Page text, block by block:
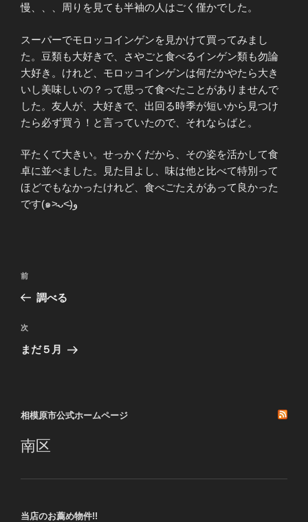
慢、、、周りを見ても半袖の人はごく僅かでした。
スーパーでモロッコインゲンを見かけて買ってみまし
た。豆類も大好きで、さやごと食べるインゲン類も勿論
大好き。けれど、モロッコインゲンは何だかやたら大き
いし美味しいの？って思って食べたことがありませんで
した。友人が、大好きで、出回る時季が短いから見つけ
たら必ず買う！と言っていたので、それならばと。
平たくて大きい。せっかくだから、その姿を活かして食
卓に並べました。見た目よし、味は他と比べて特別って
ほどでもなかったけれど、食べごたえがあって良かった
です(๑˃̵ᴗ˂̵)و
投
ビ
ゲ
ン
前
の
稿
前
調べる
次
の
次
まだ５月
相模原市公式ホームページ
南区
当店のお薦め物件!!